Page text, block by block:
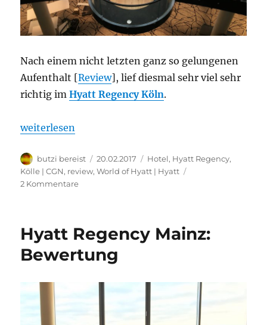
Nach einem nicht letzten ganz so gelungenen
Aufenthalt [Review], lief diesmal sehr viel sehr
richtig imHyatt Regency Köln.
„Hyatt Regency Köln, Azaleen-Suite: Bewertung“
weiterlesen
Autor
butzi bereist
Veröffentlicht
am
20.02.2017 Kategorien
Hotel, Hyatt Regency,
Kölle | CGN, review,World of Hyatt | Hyatt
2 Kommentarezu
Azaleen-
Suite:
Bewertung
Hyatt Regency Mainz:
Bewertung